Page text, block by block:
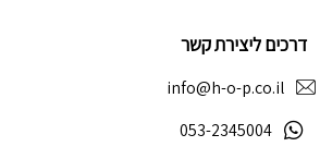
דרכים ליצירת קשר
info@h-o-p.co.il
053-2345004